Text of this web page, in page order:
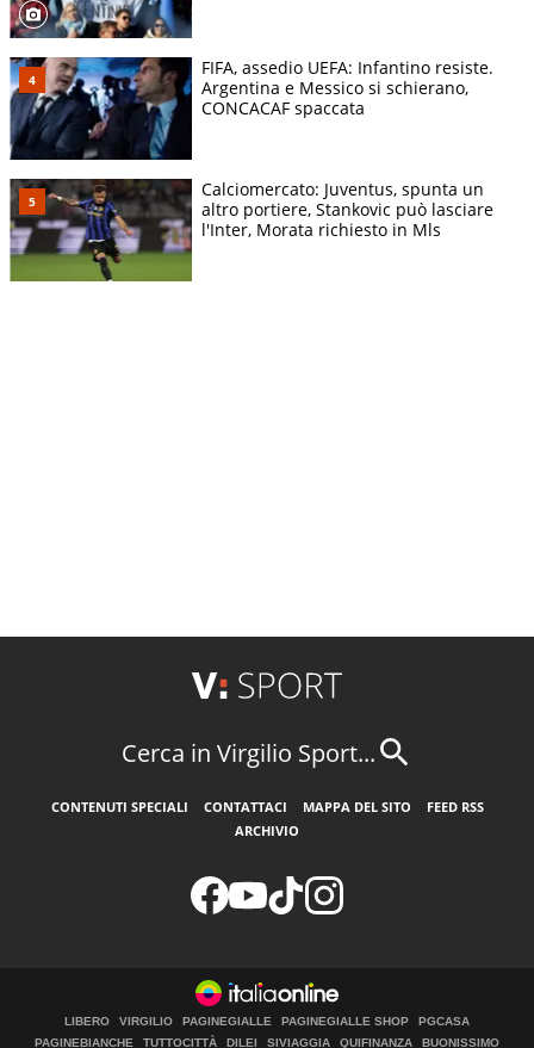
FIFA, assedio UEFA: Infantino resiste.
Argentina e Messico si schierano,
CONCACAF spaccata
Calciomercato: Juventus, spunta un
altro portiere, Stankovic può lasciare
l'Inter, Morata richiesto in Mls
Cerca in Virgilio Sport...
CONTENUTI SPECIALI CONTATTACI MAPPA DEL SITO
FEED RSS
ARCHIVIO
LIBERO VIRGILIO PAGINEGIALLE PAGINEGIALLE SHOP
PGCASA
PAGINEBIANCHE
TUTTOCITTÀ DILEI SIVIAGGIA QUIFINANZA BUONISSIMO